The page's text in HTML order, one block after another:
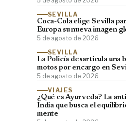
SEVILLA
Coca-Cola elige Sevilla
Europa su nueva imagen
5 de agosto de 2026
SEVILLA
La Policía desarticula una
motos por encargo en
5 de agosto de 2026
VIAJES
¿Qué es Ayurveda? La
India que busca el
mente